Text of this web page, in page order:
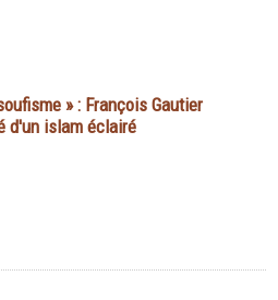
» : François Gautier
d'un islam éclairé